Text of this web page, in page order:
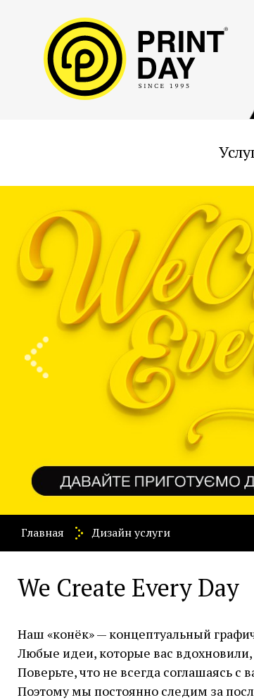
Главная Дизайн услуги
We Create Every Day
Наш «конёк» — концептуальный
Любые идеи, которые вас
Поверьте, что не всегда соглашаясь
Поэтому мы постоянно следим за